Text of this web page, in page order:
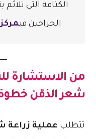
الكثافة التي
الجراحين في
من الاستشارة
شعر الذقن
تتطلب عملية زراعة